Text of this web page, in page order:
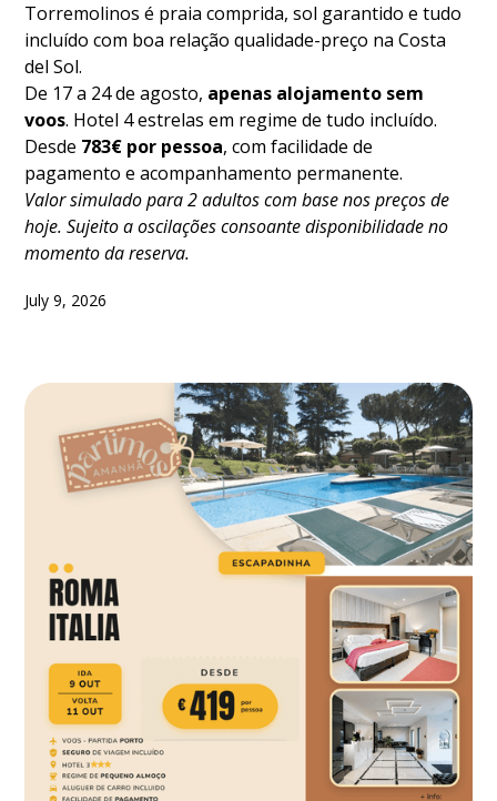
Torremolinos é praia comprida, sol garantido e tudo
incluído com boa relação qualidade-preço na Costa
del Sol.
De 17 a 24 de agosto, apenas alojamento sem
voos. Hotel 4 estrelas em regime de tudo incluído.
Desde 783€ por pessoa, com facilidade de
pagamento e acompanhamento permanente.
Valor simulado para 2 adultos com base nos preços de
hoje. Sujeito a oscilações consoante disponibilidade no
momento da reserva.
July 9, 2026